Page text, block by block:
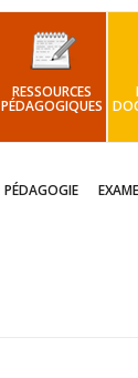
RESSOURCES
PÉDAGOGIQUES
PÉDAGOGIE